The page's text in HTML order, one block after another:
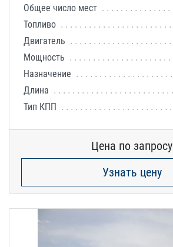
Общее число мест
Топливо
Двигатель
Мощность
Назначение
Длина
Тип КПП
Цена по запросу
Узнать цену